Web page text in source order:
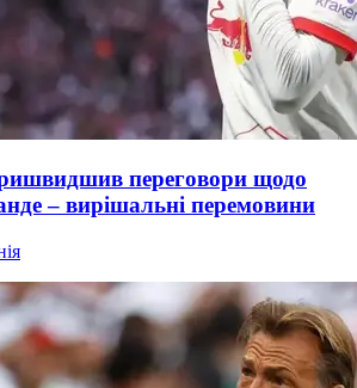
переговори щодо
– вирішальні перемовини